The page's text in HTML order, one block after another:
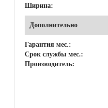
Ширина:
Дополнительно
Гарантия мес.:
Срок службы мес.:
Производитель: